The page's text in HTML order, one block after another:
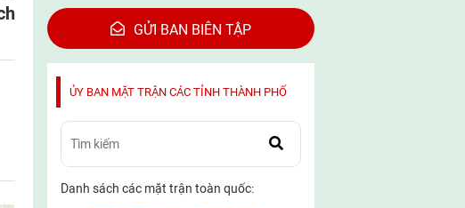
GỬI BAN BIÊN TẬP
ỦY BAN MẶT TRẬN CÁC TỈNH THÀNH PHỐ
Danh sách các mặt trận toàn quốc: